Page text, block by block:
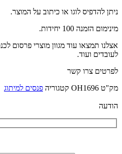
ניתן להדפיס לוגו או כיתוב על המוצר.
מינימום הזמנה 100 יחידות.
אצלנו תמצאו עוד מגוון מוצרי פרסום
לעובדים ועוד.
לפרטים צרו קשר
מק"ט OH1696 קטגוריה פנסים למיתוג
הודעה